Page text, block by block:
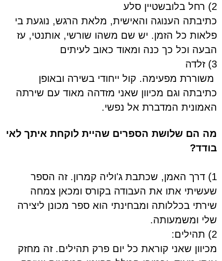
2) רחל בלובשטיין סלע
כתיבתה הענוגה והאישית, מלאת הרגש, נוגעת בי
פלאות כל הזמן. יש שם משהו שורשי, אותנטי, עז
הבעה וכל כך כנה ומאוד כאוב לעיתים
3) זלדה
משוררת מפעימה. קול ייחודי בשירה ובאופן
כתיבתה וגם מכיוון שאני מזדהה מאוד עם שירתה
האמונית המדברת אל נפשי.
מה הם שלושת הספרים שהיית לוקחת איתך לאי
בודד?
1) דרך האמן, שכתבת ג'וליה קמרון. זה הספר
שעשיתי אתו את העבודה בקורס ומכאן צמחה
שירתי בכללותה ומבחינתי הוא ספר מכונן ליצירה
שלי ומשמעותה.
2) תהילים:
מכיוון שאני קוראת כל יום פרק תהילים. זה מחזק